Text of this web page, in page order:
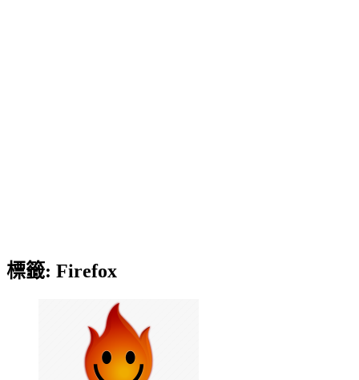
標籤: Firefox